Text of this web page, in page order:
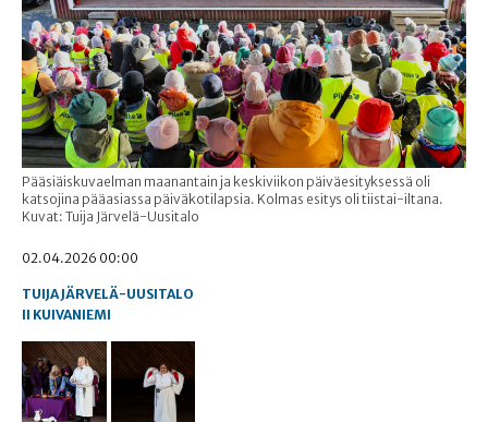
Pääsiäiskuvaelman maanantain ja keskiviikon päiväesityksessä oli
katsojina pääasiassa päiväkotilapsia. Kolmas esitys oli tiistai-iltana.
Kuvat: Tuija Järvelä-Uusitalo
02.04.2026 00:00
TUIJA JÄRVELÄ-UUSITALO
II KUIVANIEMI